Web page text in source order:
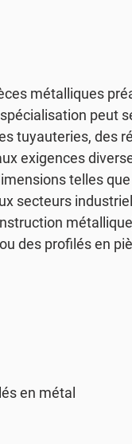
métalliques
peut
tuyauteries, des
exigences
telles
secteurs
des profilés en
en métal